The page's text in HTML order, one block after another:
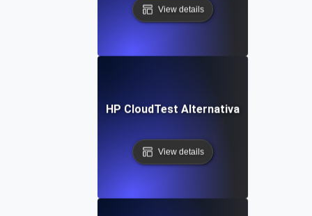
View details
HP CloudTest Alternativa
View details